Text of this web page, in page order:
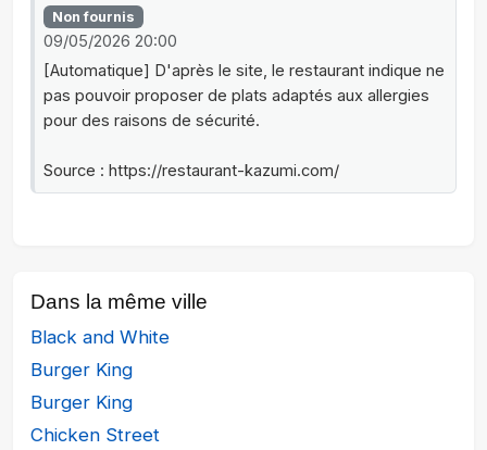
Non fournis
09/05/2026 20:00
[Automatique] D'après le site, le restaurant indique ne
pas pouvoir proposer de plats adaptés aux allergies
pour des raisons de sécurité.
Source : https://restaurant-kazumi.com/
Dans la même ville
Black and White
Burger King
Burger King
Chicken Street